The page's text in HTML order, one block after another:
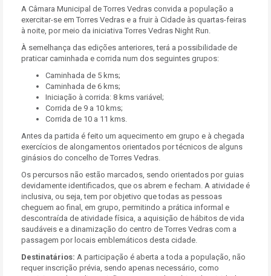
A Câmara Municipal de Torres Vedras convida a população a
exercitar-se em Torres Vedras e a fruir à Cidade às quartas-feiras
à noite, por meio da iniciativa Torres Vedras Night Run.
À semelhança das edições anteriores, terá a possibilidade de
praticar caminhada e corrida num dos seguintes grupos:
Caminhada de 5 kms;
Caminhada de 6 kms;
Iniciação à corrida: 8 kms variável;
Corrida de 9 a 10 kms;
Corrida de 10 a 11 kms.
Antes da partida é feito um aquecimento em grupo e à chegada
exercícios de alongamentos orientados por técnicos de alguns
ginásios do concelho de Torres Vedras.
Os percursos não estão marcados, sendo orientados por guias
devidamente identificados, que os abrem e fecham. A atividade é
inclusiva, ou seja, tem por objetivo que todas as pessoas
cheguem ao final, em grupo, permitindo a prática informal e
descontraída de atividade física, a aquisição de hábitos de vida
saudáveis e a dinamização do centro de Torres Vedras com a
passagem por locais emblemáticos desta cidade.
Destinatários: A participação é aberta a toda a população, não
requer inscrição prévia, sendo apenas necessário, como